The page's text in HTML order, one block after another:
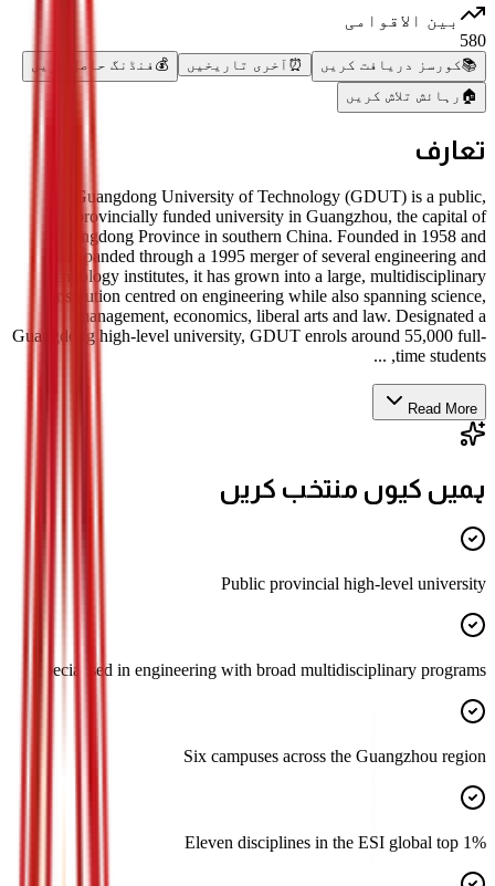
بین الاقوامی
580
📚کورسز دریافت کریں ⏰ آخری تاریخیں 💰 فنڈنگ حاصل کریں
🏠 رہائش تلاش کریں
تعارف
Guangdong University of Technology (GDUT) is a public,
provincially funded university in Guangzhou, the capital of
Guangdong Province in southern China. Founded in 1958 and
expanded through a 1995 merger of several engineering and
technology institutes, it has grown into a large, multidisciplinary
institution centred on engineering while also spanning science,
management, economics, liberal arts and law. Designated a
Guangdong high-level university, GDUT enrols around 55,000 full-
time students, ...
Read More
ہمیں کیوں منتخب کریں
Public provincial high-level university
Specialised in engineering with broad multidisciplinary programs
Six campuses across the Guangzhou region
Eleven disciplines in the ESI global top 1%